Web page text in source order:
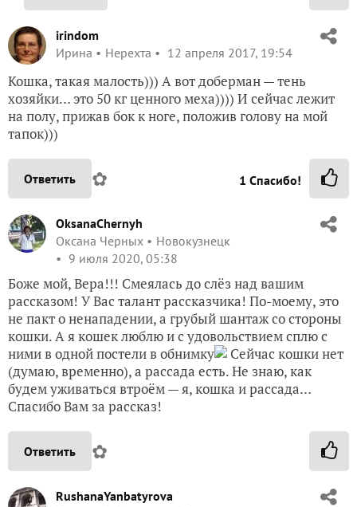
irindom
Ирина
Нерехта 12 апреля 2017, 19:54
Кошка, такая малость))) А вот доберман — тень
хозяйки… это 50 кг ценного меха)))) И сейчас лежит
на полу, прижав бок к ноге, положив голову на мой
тапок)))
Ответить ✿ 1 Спасибо!
OksanaChernyh
Оксана Черных
Новокузнецк
9 июля 2020, 05:38
Боже мой, Вера!!! Смеялась до слёз над вашим
рассказом! У Вас талант рассказчика! По-моему, это
не пакт о ненападении, а грубый шантаж со стороны
кошки. А я кошек люблю и с удовольствием сплю с
ними в одной постели в обнимку
Сейчас кошки нет
(думаю, временно), а рассада есть. Не знаю, как
будем уживаться втроём — я, кошка и рассада…
Спасибо Вам за рассказ!
Ответить ✿
RushanaYanbatyrova